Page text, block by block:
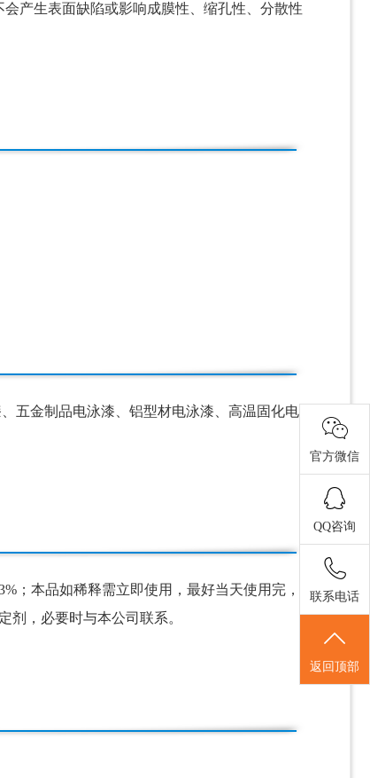
产生表面缺陷或影响成膜性、缩孔性、分散性
五金制品电泳漆、铝型材电泳漆、高温固化电
%；本品如稀释需立即使用，最好当天使用完，
剂，必要时与本公司联系。
官方微信
QQ咨询
联系电话
返回顶部